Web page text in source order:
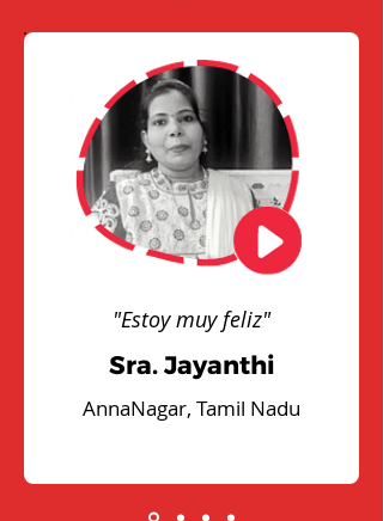
"Estoy muy feliz"
Sra. Jayanthi
AnnaNagar, Tamil Nadu